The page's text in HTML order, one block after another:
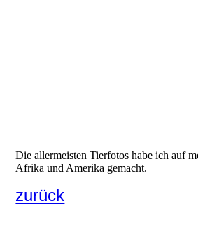
Die allermeisten Tierfotos habe ich auf
Afrika und Amerika gemacht.
zurück